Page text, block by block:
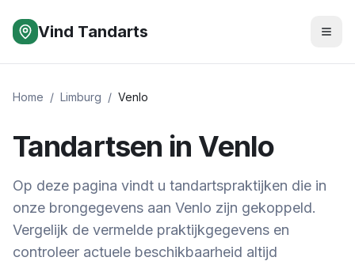
Vind Tandarts
Home / Limburg / Venlo
Tandartsen in Venlo
Op deze pagina vindt u tandartspraktijken die in
onze brongegevens aan Venlo zijn gekoppeld.
Vergelijk de vermelde praktijkgegevens en
controleer actuele beschikbaarheid altijd